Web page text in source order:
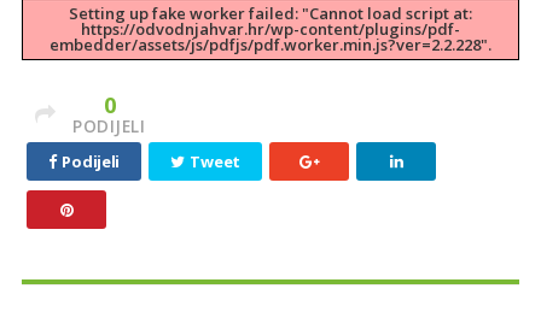
Setting up fake worker failed: "Cannot load script at:
https://odvodnjahvar.hr/wp-content/plugins/pdf-
embedder/assets/js/pdfjs/pdf.worker.min.js?ver=2.2.228".
0
PODIJELI
Podijeli
Tweet